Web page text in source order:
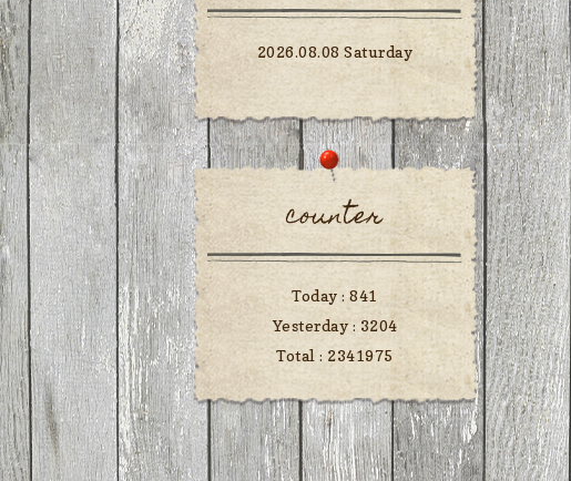
2026.08.08 Saturday
counter
Today :841
Yesterday : 3204
Total : 2341975